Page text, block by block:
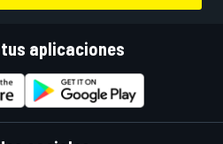
aplicaciones